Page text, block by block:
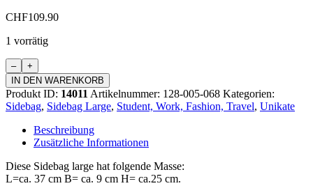
CHF109.90
1 vorrätig
Sidebag
Large
Menge
IN DEN WARENKORB
Produkt ID: 14011 Artikelnummer: 128-005-068 Kategorien:
Sidebag, Sidebag Large, Student, Work, Fashion, Travel, Unikate
Beschreibung
Zusätzliche Informationen
Diese Sidebag large hat folgende Masse:
L=ca. 37 cm B= ca. 9 cm H= ca.25 cm.